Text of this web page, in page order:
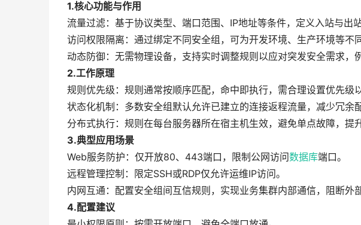
1.核心功能与作用
流量过滤：基于协议类型、端口范围、IP地址等条件，定义入站与出
访问权限隔离：通过绑定不同安全组，可为开发环境、生产环境等不
动态防御：无需物理设备，支持实时调整规则以应对突发安全需求，
2.工作原理
规则优先级：规则通常按顺序匹配，命中即执行，需合理设置优先级
状态化机制：多数安全组默认允许已建立的连接返程流量，减少冗余配
分布式执行：规则在每台服务器所在宿主机生效，避免单点故障，提
3.典型应用场景
Web服务防护：仅开放80、443端口，限制公网访问数据库端口。
远程管理控制：限定SSH或RDP仅允许运维IP访问。
内网互通：配置安全组间互信规则，实现业务集群内部通信，阻断外
4.配置建议